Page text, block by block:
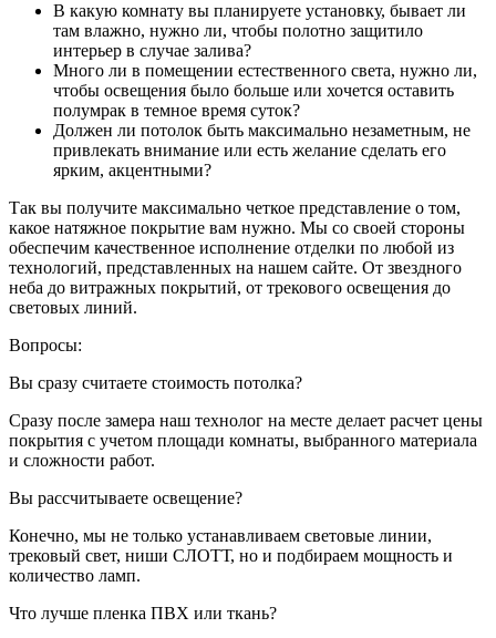
В какую комнату вы планируете установку, бывает ли
там влажно, нужно ли, чтобы полотно защитило
интерьер в случае залива?
Много ли в помещении естественного света, нужно ли,
чтобы освещения было больше или хочется оставить
полумрак в темное время суток?
Должен ли потолок быть максимально незаметным, не
привлекать внимание или есть желание сделать его
ярким, акцентными?
Так вы получите максимально четкое представление о том,
какое натяжное покрытие вам нужно. Мы со своей стороны
обеспечим качественное исполнение отделки по любой из
технологий, представленных на нашем сайте. От звездного
неба до витражных покрытий, от трекового освещения до
световых линий.
Вопросы:
Вы сразу считаете стоимость потолка?
Сразу после замера наш технолог на месте делает расчет цены
покрытия с учетом площади комнаты, выбранного материала
и сложности работ.
Вы рассчитываете освещение?
Конечно, мы не только устанавливаем световые линии,
трековый свет, ниши СЛОТТ, но и подбираем мощность и
количество ламп.
Что лучше пленка ПВХ или ткань?